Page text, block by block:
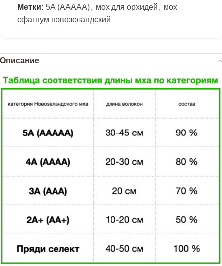
Метки: 5А (AААAA), мох для орхидей , мох
сфагнум новозеландский
Описание